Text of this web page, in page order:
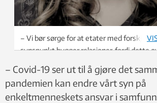
– Vi bør sørge for at etater med
synspunkt bygger relasjoner, fordi dette
oppstår, sier Marie Nilsen ved Institutt for
industriell økonomi og teknologiledelse,
– Covid-19 ser ut til å gjøre det
pandemien kan endre vårt syn på
enkeltmenneskets ansvar i